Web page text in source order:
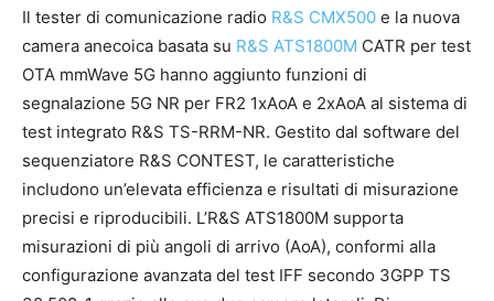
Il tester di comunicazione radio R&S CMX500 e la nuova
camera anecoica basata su R&S ATS1800M CATR per test
OTA mmWave 5G hanno aggiunto funzioni di
segnalazione 5G NR per FR2 1xAoA e 2xAoA al sistema di
test integrato R&S TS-RRM-NR. Gestito dal software del
sequenziatore R&S CONTEST, le caratteristiche
includono un’elevata efficienza e risultati di misurazione
precisi e riproducibili. L’R&S ATS1800M supporta
misurazioni di più angoli di arrivo (AoA), conformi alla
configurazione avanzata del test IFF secondo 3GPP TS